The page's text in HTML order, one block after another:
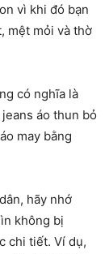
vì khi đó bạn
mệt mỏi và thờ
có nghĩa là
áo thun bỏ
may bằng
hãy nhớ
không bị
chi tiết. Ví dụ,